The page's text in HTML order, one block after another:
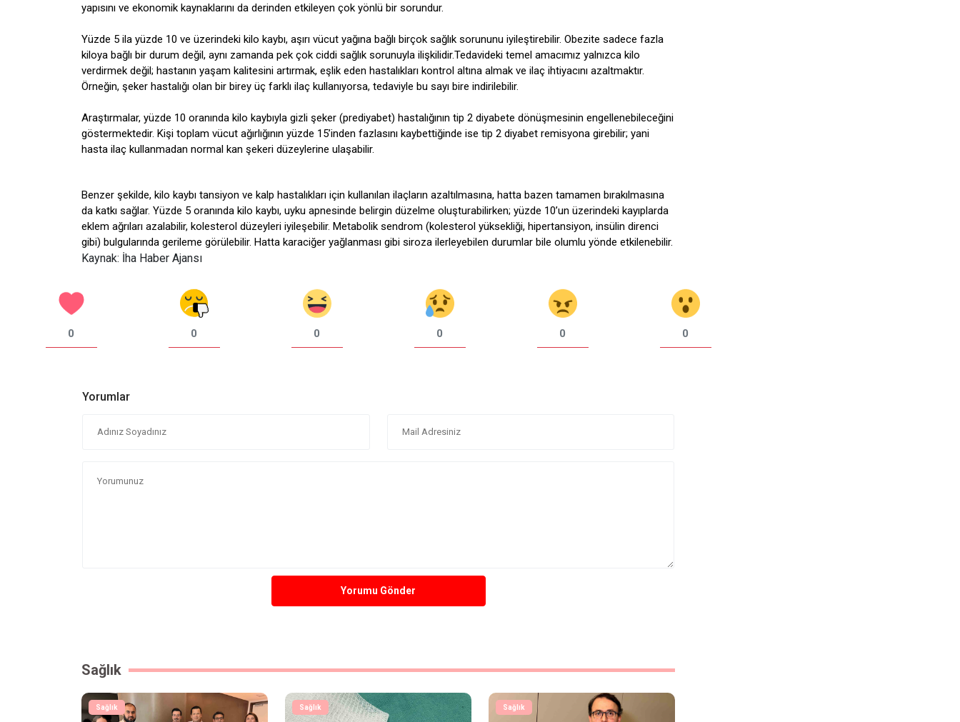
yapısını ve ekonomik kaynaklarını da derinden etkileyen çok yönlü bir sorundur.
Yüzde 5 ila yüzde 10 ve üzerindeki kilo kaybı, aşırı vücut yağına bağlı birçok sağlık sorununu iyileştirebilir. Obezite sadece fazla
kiloya bağlı bir durum değil, aynı zamanda pek çok ciddi sağlık sorunuyla ilişkilidir.Tedavideki temel amacımız yalnızca kilo
verdirmek değil; hastanın yaşam kalitesini artırmak, eşlik eden hastalıkları kontrol altına almak ve ilaç ihtiyacını azaltmaktır.
Örneğin, şeker hastalığı olan bir birey üç farklı ilaç kullanıyorsa, tedaviyle bu sayı bire indirilebilir.
Araştırmalar, yüzde 10 oranında kilo kaybıyla gizli şeker (prediyabet) hastalığının tip 2 diyabete dönüşmesinin engellenebileceğini
göstermektedir. Kişi toplam vücut ağırlığının yüzde 15’inden fazlasını kaybettiğinde ise tip 2 diyabet remisyona girebilir; yani
hasta ilaç kullanmadan normal kan şekeri düzeylerine ulaşabilir.
Benzer şekilde, kilo kaybı tansiyon ve kalp hastalıkları için kullanılan ilaçların azaltılmasına, hatta bazen tamamen bırakılmasına
da katkı sağlar. Yüzde 5 oranında kilo kaybı, uyku apnesinde belirgin düzelme oluşturabilirken; yüzde 10’un üzerindeki kayıplarda
eklem ağrıları azalabilir, kolesterol düzeyleri iyileşebilir. Metabolik sendrom (kolesterol yüksekliği, hipertansiyon, insülin direnci
gibi) bulgularında gerileme görülebilir. Hatta karaciğer yağlanması gibi siroza ilerleyebilen durumlar bile olumlu yönde etkilenebilir.
Kaynak: İha Haber Ajansı
0 0 0 0 0 0
Yorumlar
Yorumu Gönder
Sağlık
Sağlık Sağlık Sağlık